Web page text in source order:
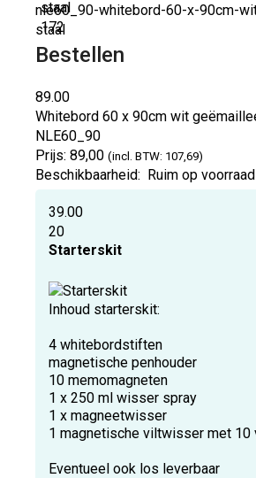
nle60_90-whitebord-60-x-90cm-
staal
Bestellen
89.00
Whitebord 60 x 90cm wit
NLE60_90
Prijs: 89,00 (incl. BTW: 107,69)
Beschikbaarheid: Ruim op voorraad
39.00
20
Starterskit
Inhoud starterskit:
4 whitebordstiften
magnetische penhouder
10 memomagneten
1 x 250 ml wisser spray
1 x magneetwisser
1 magnetische viltwisser met 10
Eventueel ook los leverbaar